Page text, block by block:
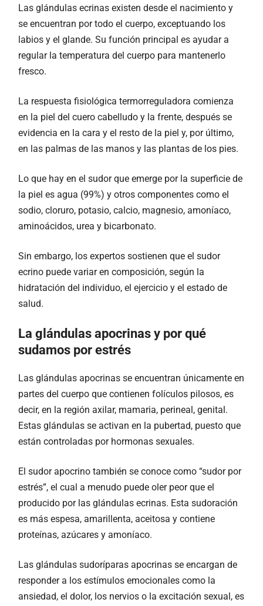
Las glándulas ecrinas existen desde el nacimiento y
se encuentran por todo el cuerpo, exceptuando los
labios y el glande. Su función principal es ayudar a
regular la temperatura del cuerpo para mantenerlo
fresco.
La respuesta fisiológica termorreguladora comienza
en la piel del cuero cabelludo y la frente, después se
evidencia en la cara y el resto de la piel y, por último,
en las palmas de las manos y las plantas de los pies.
Lo que hay en el sudor que emerge por la superficie de
la piel es agua (99%) y otros componentes como el
sodio, cloruro, potasio, calcio, magnesio, amoníaco,
aminoácidos, urea y bicarbonato.
Sin embargo, los expertos sostienen que el sudor
ecrino puede variar en composición, según la
hidratación del individuo, el ejercicio y el estado de
salud.
La glándulas apocrinas y por qué
sudamos por estrés
Las glándulas apocrinas se encuentran únicamente en
partes del cuerpo que contienen folículos pilosos, es
decir, en la región axilar, mamaria, perineal, genital.
Estas glándulas se activan en la pubertad, puesto que
están controladas por hormonas sexuales.
El sudor apocrino también se conoce como “sudor por
estrés”, el cual a menudo puede oler peor que el
producido por las glándulas ecrinas. Esta sudoración
es más espesa, amarillenta, aceitosa y contiene
proteínas, azúcares y amoníaco.
Las glándulas sudoríparas apocrinas se encargan de
responder a los estímulos emocionales como la
ansiedad, el dolor, los nervios o la excitación sexual, es